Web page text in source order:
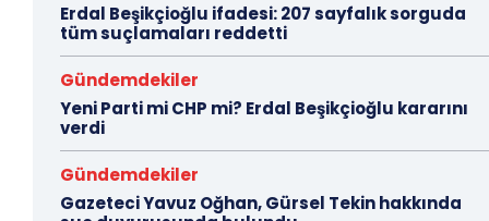
Erdal Beşikçioğlu ifadesi: 207 sayfalık sorguda
tüm suçlamaları reddetti
Gündemdekiler
Yeni Parti mi CHP mi? Erdal Beşikçioğlu kararını
verdi
Gündemdekiler
Gazeteci Yavuz Oğhan, Gürsel Tekin hakkında